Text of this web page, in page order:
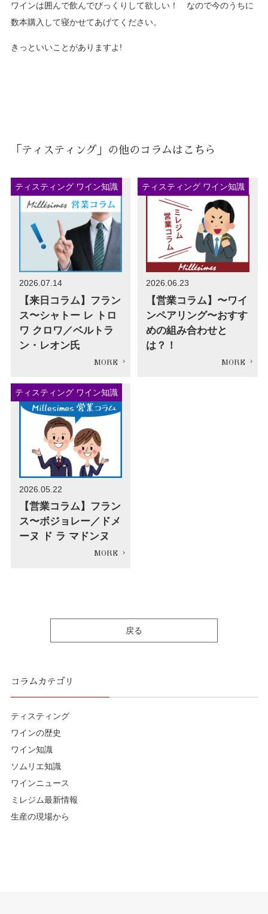
ワインは囲んで飲んでびっくりして欲しい！ なので今のうちに
数本購入して寝かせてあげてください。
きっといいことがありますよ!
「ティスティング」の他のコラムはこちら
ティスティング ワイン知識
2026.07.14
【来日コラム】フラン
ス〜シャトー レ トロ
ワ クロワ／ベルトラ
ン・レオン氏
ティスティング ワイン知識
2026.06.23
【営業コラム】〜ワイ
ンペアリング〜おすす
めの組み合わせと
は？！
ティスティング ワイン知識
2026.05.22
【営業コラム】フラン
ス〜ボジョレー／ドメ
ーヌ ド ラ マドンヌ
戻る
コラムカテゴリ
ティスティング
ワインの歴史
ワイン知識
ソムリエ知識
ワインニュース
ミレジム最新情報
生産の現場から